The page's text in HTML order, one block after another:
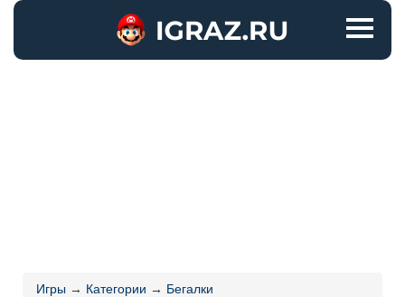
Игры → Категории → Бегалки